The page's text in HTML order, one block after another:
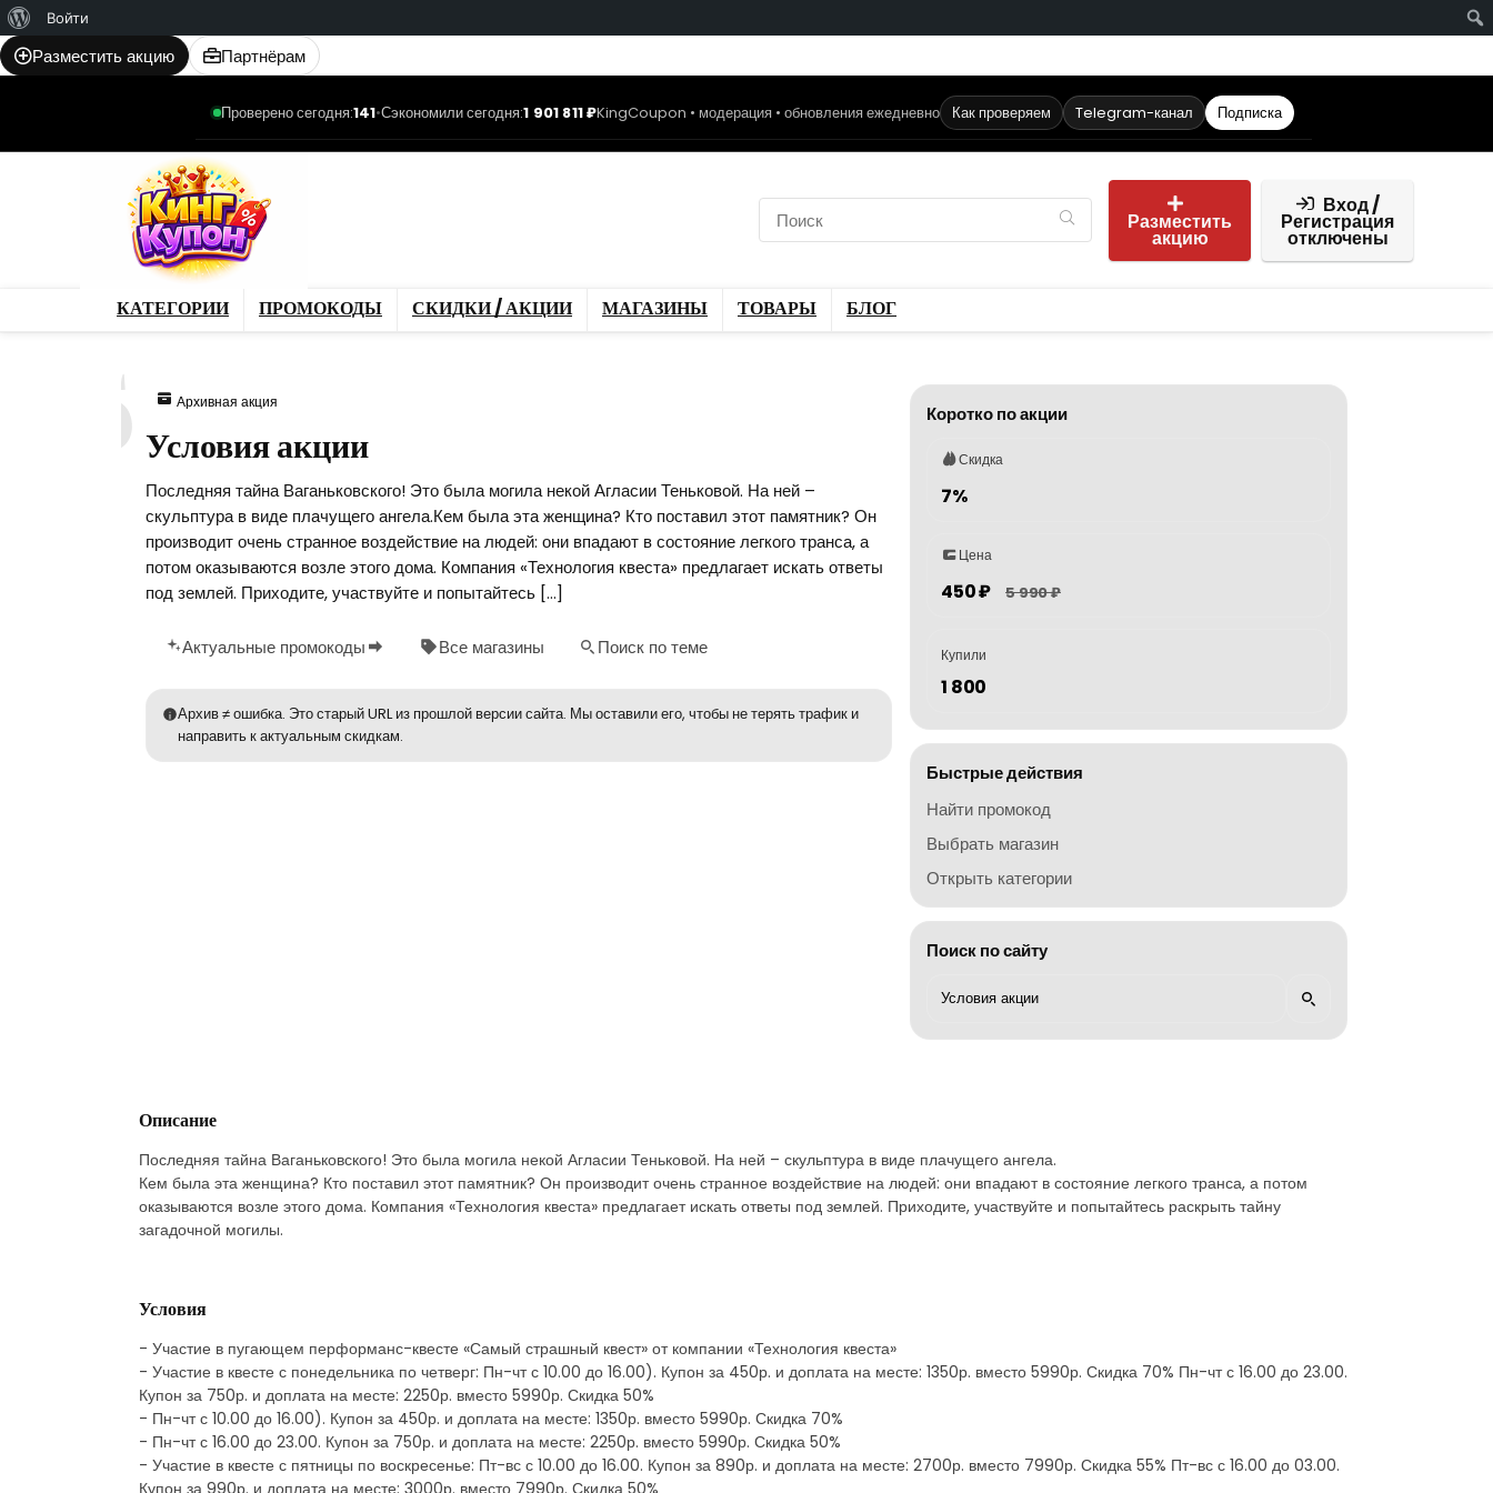
WordPress
Войти
Разместить акцию Партнёрам
Проверено сегодня:141•Сэкономили сегодня:1 901 811 ₽KingCoupon • модерация • обновления ежедневно Как проверяем Telegram-канал Подписка
Разместить
акцию
Вход /
Регистрация
отключены
КАТЕГОРИИ ПРОМОКОДЫ СКИДКИ / АКЦИИ МАГАЗИНЫ ТОВАРЫ БЛОГ
Архивная акция
Условия акции
Последняя тайна Ваганьковского! Это была могила некой Агласии Теньковой. На ней –
скульптура в виде плачущего ангела.Кем была эта женщина? Кто поставил этот памятник? Он
производит очень странное воздействие на людей: они впадают в состояние легкого транса, а
потом оказываются возле этого дома. Компания «Технология квеста» предлагает искать ответы
под землей. Приходите, участвуйте и попытайтесь […]
Актуальные промокоды Все магазины Поиск по теме
Архив ≠ ошибка. Это старый URL из прошлой версии сайта. Мы оставили его, чтобы не терять трафик и
направить к актуальным скидкам.
Коротко по акции
Скидка
7%
Цена
450 ₽ 5 990 ₽
Купили
1 800
Быстрые действия
Найти промокод
Выбрать магазин
Открыть категории
Поиск по сайту
Описание
Последняя тайна Ваганьковского! Это была могила некой Агласии Теньковой. На ней – скульптура в виде плачущего ангела.
Кем была эта женщина? Кто поставил этот памятник? Он производит очень странное воздействие на людей: они впадают в состояние легкого транса, а потом
оказываются возле этого дома. Компания «Технология квеста» предлагает искать ответы под землей. Приходите, участвуйте и попытайтесь раскрыть тайну
загадочной могилы.
Условия
- Участие в пугающем перформанс-квесте «Самый страшный квест» от компании «Технология квеста»
- Участие в квесте с понедельника по четверг: Пн-чт с 10.00 до 16.00). Купон за 450р. и доплата на месте: 1350р. вместо 5990р. Скидка 70% Пн-чт с 16.00 до 23.00.
Купон за 750р. и доплата на месте: 2250р. вместо 5990р. Скидка 50%
- Пн-чт с 10.00 до 16.00). Купон за 450р. и доплата на месте: 1350р. вместо 5990р. Скидка 70%
- Пн-чт с 16.00 до 23.00. Купон за 750р. и доплата на месте: 2250р. вместо 5990р. Скидка 50%
- Участие в квесте с пятницы по воскресенье: Пт-вс с 10.00 до 16.00. Купон за 890р. и доплата на месте: 2700р. вместо 7990р. Скидка 55% Пт-вс с 16.00 до 03.00.
Купон за 990р. и доплата на месте: 3000р. вместо 7990р. Скидка 50%